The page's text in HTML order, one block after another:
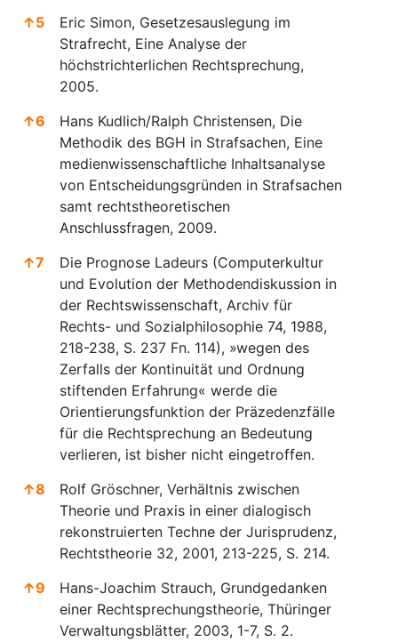
↑5
Eric Simon, Gesetzesauslegung im
Strafrecht, Eine Analyse der
höchstrichterlichen Rechtsprechung,
2005.
↑6
Hans Kudlich/Ralph Christensen, Die
Methodik des BGH in Strafsachen, Eine
medienwissenschaftliche Inhaltsanalyse
von Entscheidungsgründen in Strafsachen
samt rechtstheoretischen
Anschlussfragen, 2009.
↑7
Die Prognose Ladeurs (Computerkultur
und Evolution der Methodendiskussion in
der Rechtswissenschaft, Archiv für
Rechts- und Sozialphilosophie 74, 1988,
218-238, S. 237 Fn. 114), »wegen des
Zerfalls der Kontinuität und Ordnung
stiftenden Erfahrung« werde die
Orientierungsfunktion der Präzedenzfälle
für die Rechtsprechung an Bedeutung
verlieren, ist bisher nicht eingetroffen.
↑8
Rolf Gröschner, Verhältnis zwischen
Theorie und Praxis in einer dialogisch
rekonstruierten Techne der Jurisprudenz,
Rechtstheorie 32, 2001, 213-225, S. 214.
↑9
Hans-Joachim Strauch, Grundgedanken
einer Rechtsprechungstheorie, Thüringer
Verwaltungsblätter, 2003, 1-7, S. 2.